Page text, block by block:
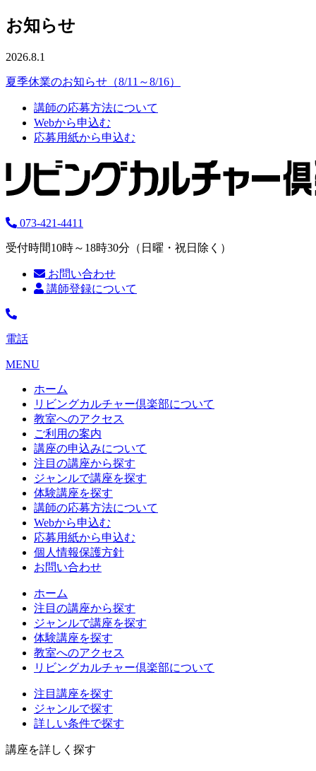
お知らせ
2026.8.1
夏季休業のお知らせ（8/11～8/16）
講師の応募方法について
Webから申込む
応募用紙から申込む
073-421-4411
受付時間10時～18時30分（日曜・祝日除く）
お問い合わせ
講師登録について
電話
MENU
ホーム
リビングカルチャー倶楽部について
教室へのアクセス
ご利用の案内
講座の申込みについて
注目の講座から探す
ジャンルで講座を探す
体験講座を探す
講師の応募方法について
Webから申込む
応募用紙から申込む
個人情報保護方針
お問い合わせ
ホーム
注目の講座から探す
ジャンルで講座を探す
体験講座を探す
教室へのアクセス
リビングカルチャー倶楽部について
注目講座を探す
ジャンルで探す
詳しい条件で探す
講座を詳しく探す